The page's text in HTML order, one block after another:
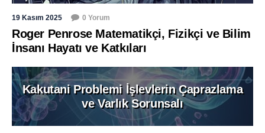
19 Kasım 2025 0 Yorum
Roger Penrose Matematikçi, Fizikçi ve Bilim
İnsanı Hayatı ve Katkıları
Kakutani Problemi İşlevlerin Çaprazlama
ve Varlık Sorunsalı